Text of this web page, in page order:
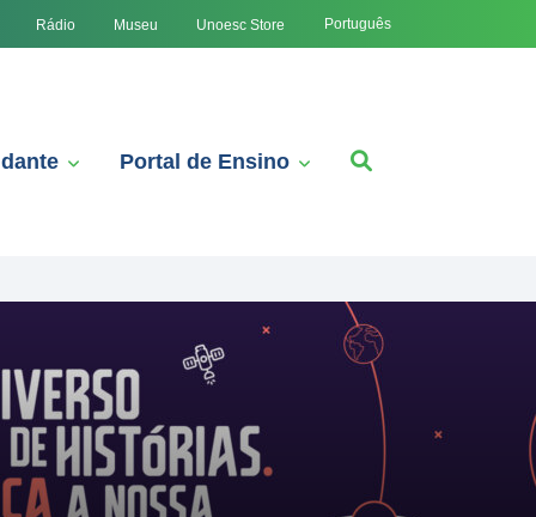
Rádio Museu Unoesc Store Português
Portal de Ensino